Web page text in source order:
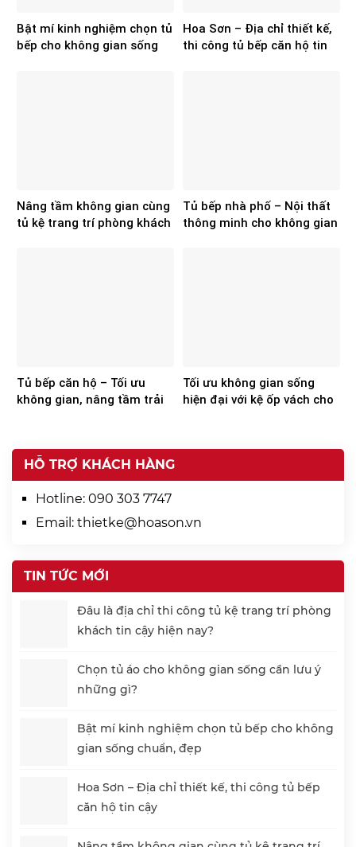
Bật mí kinh nghiệm chọn tủ
bếp cho không gian sống
Hoa Sơn – Địa chỉ thiết kế,
thi công tủ bếp căn hộ tin
Nâng tầm không gian cùng
tủ kệ trang trí phòng khách
Tủ bếp nhà phố – Nội thất
thông minh cho không gian
Tủ bếp căn hộ – Tối ưu
không gian, nâng tầm trải
Tối ưu không gian sống
hiện đại với kệ ốp vách cho
HỖ TRỢ KHÁCH HÀNG
Hotline: 090 303 7747
Email: thietke@hoason.vn
TIN TỨC MỚI
Đâu là địa chỉ thi công tủ kệ trang trí phòng
khách tin cậy hiện nay?
Chọn tủ áo cho không gian sống cần lưu ý
những gì?
Bật mí kinh nghiệm chọn tủ bếp cho không
gian sống chuẩn, đẹp
Hoa Sơn – Địa chỉ thiết kế, thi công tủ bếp
căn hộ tin cậy